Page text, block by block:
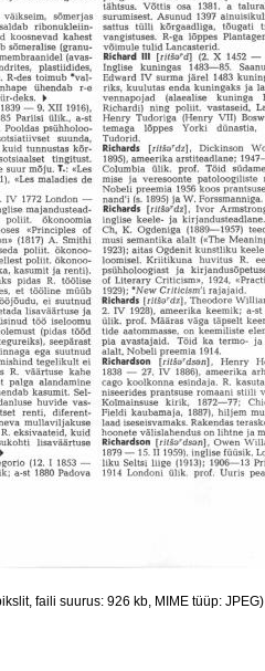
faili suurus: 926 kb, MIME tüüp: JPEG)